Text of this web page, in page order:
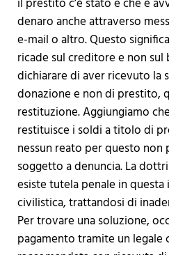
denaro anche attraverso
e-mail o altro. Questo
ricade sul creditore e non
dichiarare di aver ricevuto la
donazione e non di prestito,
restituzione. Aggiungiamo
restituisce i soldi a titolo di
nessun reato per questo non
soggetto a denuncia. La
esiste tutela penale in
civilistica, trattandosi di
Per trovare una soluzione,
pagamento tramite un legale